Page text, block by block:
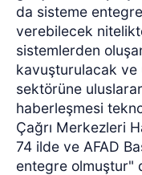
da sisteme
verebilecek
sistemlerden
kavuşturulacak ve
sektörüne
haberleşmesi
Çağrı Merkezleri
74 ilde ve AFAD
entegre olmuştur"